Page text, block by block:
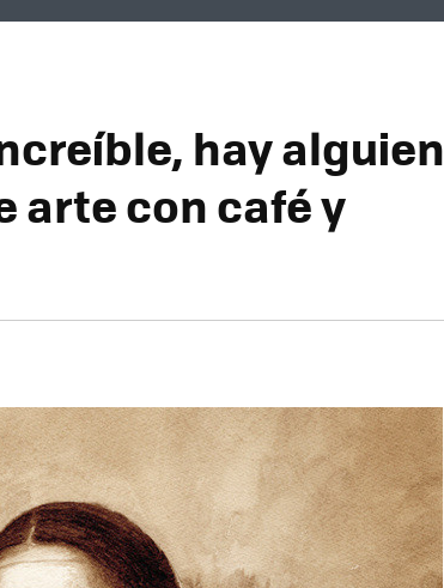
hay alguien
arte con café y